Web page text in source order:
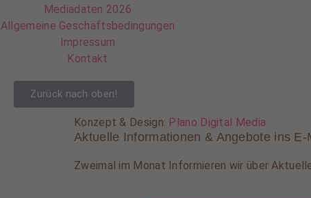
Mediadaten 2026
Allgemeine Geschäftsbedingungen
Impressum
Kontakt
Zurück nach oben!
Konzept & Design: Plano Digital Media
Aktuelle Informationen & Angebote ins E-
Zweimal im Monat Informieren wir über